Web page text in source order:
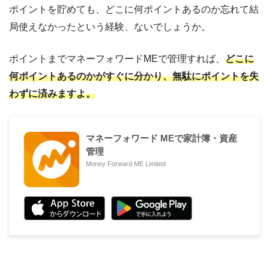
ポイントを貯めても、どこに何ポイントあるのか忘れて結
局使えなかったという経験、ないでしょうか。
ポイントまでマネーフォワードMEで管理すれば、 どこに
何ポイントあるのかがすぐに分かり、無駄にポイントを失
わずに済みますよ。
マネーフォワード MEで家計簿・資産
管理
Money Forward ME Limited